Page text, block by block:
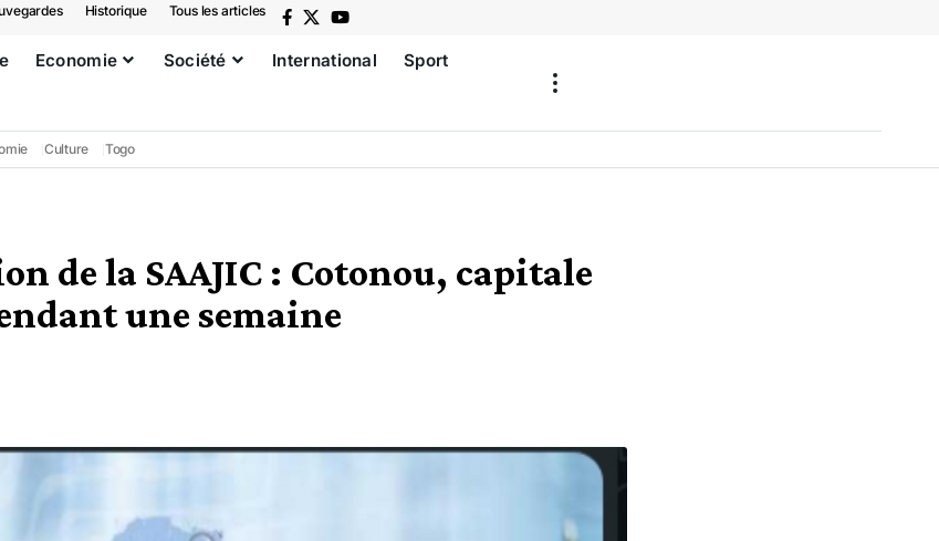
Historique Tous les articles
Economie Société International Sport
Culture Togo
de la SAAJIC : Cotonou, capitale
une semaine